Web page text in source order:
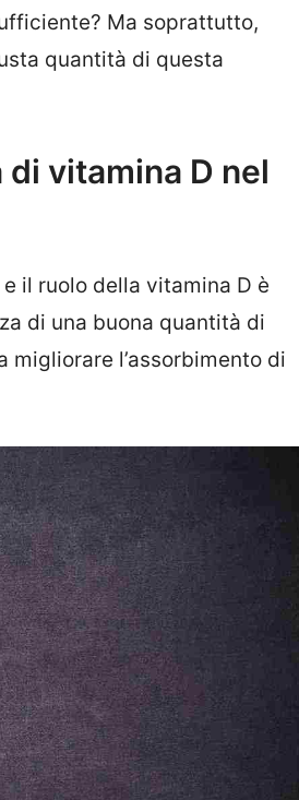
Ma soprattutto,
quantità di questa
di vitamina D nel
e il ruolo della vitamina D è
di una buona quantità di
migliorare l’assorbimento di